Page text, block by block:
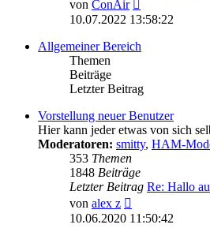
von ConAir
Beitrag
10.07.2022 13:58:22
Allgemeiner Bereich
Themen
Beiträge
Letzter Beitrag
Vorstellung neuer Benutzer
Hier kann jeder etwas von sich
Moderatoren: smitty, HAM-
353 Themen
1848 Beiträge
Letzter Beitrag Re: Hallo
von alex z
Beitrag
10.06.2020 11:50:42